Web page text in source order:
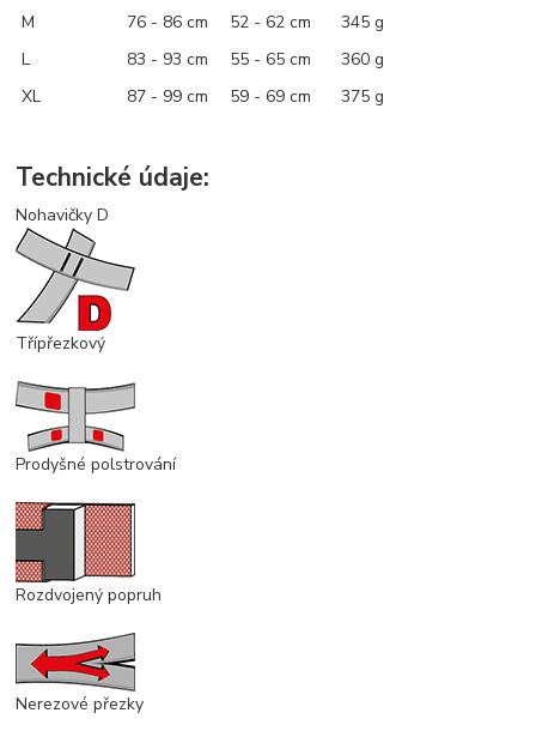
M
76 - 86 cm 52 - 62 cm
345 g
L
83 - 93 cm 55 - 65 cm
360 g
XL
87 - 99 cm 59 - 69 cm 375 g
Technické údaje:
Nohavičky D
Třípřezkový
Prodyšné polstrování
Rozdvojený popruh
Nerezové přezky